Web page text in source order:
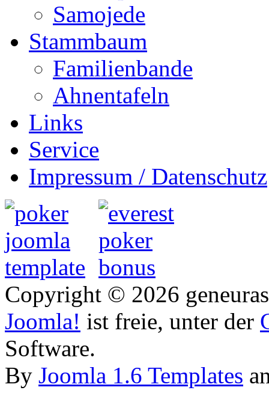
Samojede
Stammbaum
Familienbande
Ahnentafeln
Links
Service
Impressum / Datenschutz
Copyright © 2026
Joomla! ist freie, unter der
Software.
By Joomla 1.6 Templates